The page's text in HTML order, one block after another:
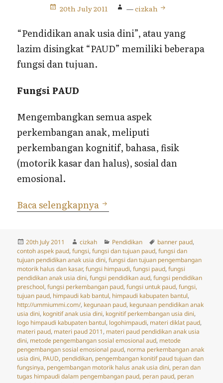
20th July 2011 —cizkah
“Pendidikan anak usia dini”, atau yang
lazim disingkat “PAUD” memiliki beberapa
fungsi dan tujuan.
Fungsi PAUD
Mengembangkan semua aspek
perkembangan anak, meliputi
perkembangan kognitif, bahasa, fisik
(motorik kasar dan halus), sosial dan
emosional.
Baca selengkapnya Fungsi dan Tujuan PAUD
Posted
on
20th July 2011 Author
cizkah Categories
Pendidikan Tags
banner paud,
contoh aspek paud,fungsi,fungsi dan tujuan paud,fungsi dan
tujuan pendidikan anak usia dini,fungsi dan tujuan pengembangan
motorik halus dan kasar,fungsi himpaudi,fungsi paud,fungsi
pendidikan anak usia dini,fungsi pendidikan aud,fungsi pendidikan
preschool,fungsi perkembangan paud,fungsi untuk paud,fungsi,
tujuan paud, himpaudi kab bantul, himpaudi kabupaten bantul,
http://ummiummi.com/, kegunaan paud, kegunaan pendidikan anak
usia dini, kognitif anak usia dini, kognitif perkembangan usia dini,
logo himpaudi kabupaten bantul, logohimpaudi, materi diklat paud,
materi paud, materi paud 2011, materi paud pendidikan anak usia
dini, metode pengembangan sosial emosional aud, metode
pengembangan sosial emosional paud, norma perkembangan anak
usia dini, PAUD, pendidikan, pengembangan konitif paud tujuan dan
fungsinya, pengembangan motorik halus anak usia dini, peran dan
tugas himpaudi dalam pengembangan paud, peran paud, peran